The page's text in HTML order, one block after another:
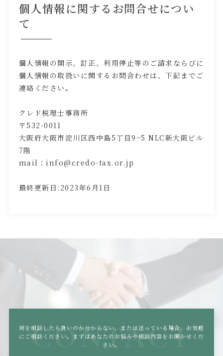
個人情報に関するお問合せについ
て
個人情報の開示、訂正、利用停止等のご請求ならびに
個人情報の取扱いに関するお問合わせは、下記までご
連絡ください。
クレド税理士事務所
〒532-0011
大阪府大阪市淀川区西中島5丁目9−5 NLC新大阪ビル
7階
mail：info@credo-tax.or.jp
最終更新日:2023年6月1日
CONTACT
何を相談したら良いのか分からない、または迷っている場合、 お気軽
にご相談ください。まずはあなたのお悩みや相談内容をお聞かせくだ
さい。